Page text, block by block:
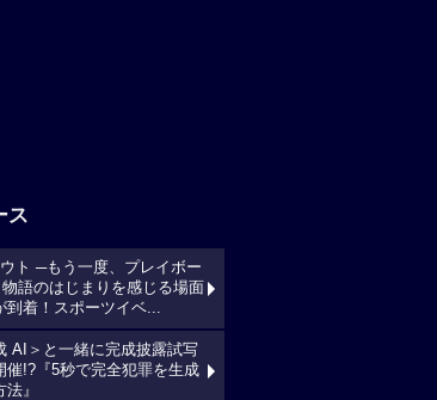
ス
ウト ─もう一度、プレイボー
語のはじまりを感じる場面
到着！スポーツイベ...
AI＞と一緒に完成披露試写
催!?『5秒で完全犯罪を生成
』